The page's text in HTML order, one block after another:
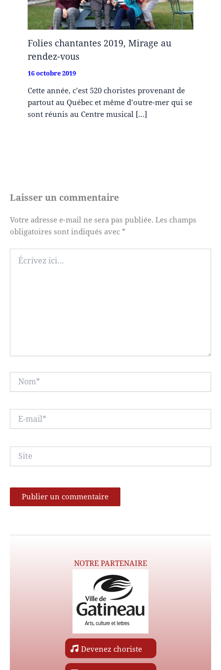
Folies chantantes 2019, Mirage au
rendez-vous
16 octobre 2019
Cette année, c’est 520 choristes provenant de
partout au Québec et même d’outre-mer qui se
sont réunis au Centre musical […]
Laisser un commentaire
Votre adresse e-mail ne sera pas publiée. Les champs
obligatoires sont indiqués avec *
ici…
mail*
NOTRE PARTENAIRE
Devenez choriste